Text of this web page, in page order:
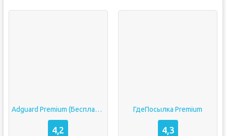
Adguard Premium (Бесплатно — Premium)
4,2
ГдеПосылка Premium
4,3